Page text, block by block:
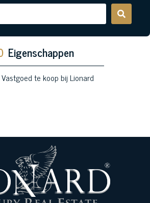
Eigenschappen
Vastgoed te koop bij Lionard